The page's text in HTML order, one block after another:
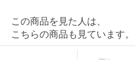
この商品を見た人は、
こちらの商品も見ています。